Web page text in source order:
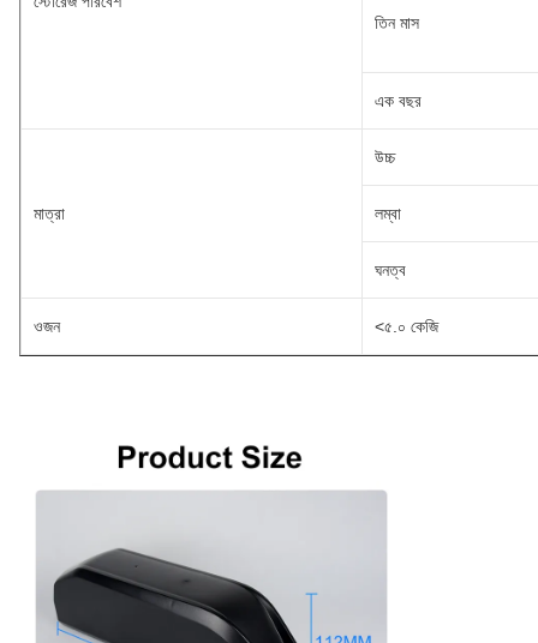
তিন মাস
এক বছর
মাত্রা
উচ্চ
লম্বা
ঘনত্ব
ওজন <৫.০ কেজি